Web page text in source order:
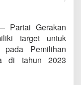
Partai Gerakan
target untuk
Pemilihan
di tahun 2023